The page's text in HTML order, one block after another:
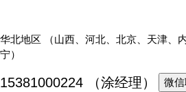
华北地区 （山西、河北、北京、天津、
宁）
15381000224 （涂经理） 微